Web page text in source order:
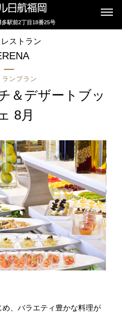
駅前2丁目18番25号
ストラン
ランプラン
＆デザートブッ
8月
、バラエティ豊かな料理が
レストランのお席の
2F カフェレストラン
セリーナ
ご予約
482-1161
2F テーマレストラン
レ・セレブリテ
ご予約